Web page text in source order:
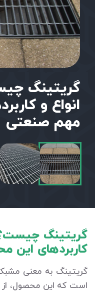
گریتینگ
انواع و
مهم صنعتی
گریتینگ
کاربردهای
گریتینگ به معنی
است که این محصول،